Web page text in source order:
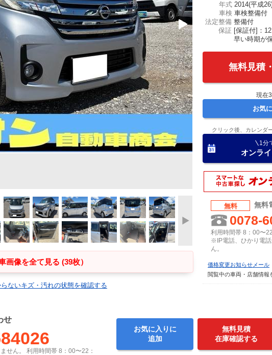
画像を全て見る (39枚）
ないキズ・汚れの状態を確認する
年式 2014(平成
車検 車検整備付
法定整備 整備付
保証 [保証付]：
早い時期が
無料見積
現在3
お気
クリック後、カレンダ
1分
オンラ
無料 無料
0078-
利用時間帯 8：00〜
※IP電話、ひかり電
ん。
価格変更お知らせメール
閲覧中の車両・店舗情報
せ
せん。 利用時間帯 8：00〜22：
お気に入りに
追加
無料見積
在庫確認する